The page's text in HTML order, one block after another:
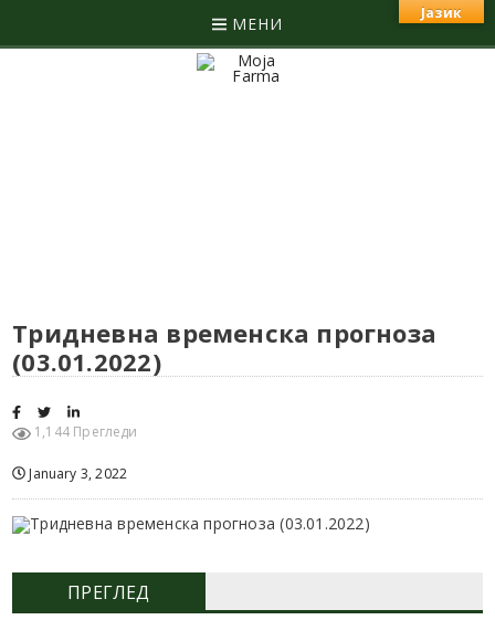
МЕНИ
Тридневна временска прогноза
(03.01.2022)
1,144 Прегледи
January 3, 2022
ПРЕГЛЕД
Јазик